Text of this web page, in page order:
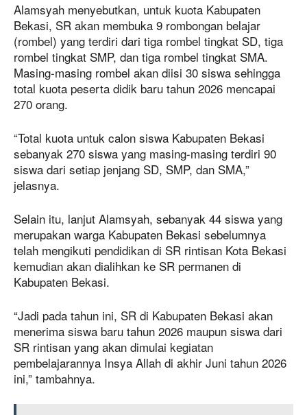
Alamsyah menyebutkan, untuk kuota Kabupaten
Bekasi, SR akan membuka 9 rombongan belajar
(rombel) yang terdiri dari tiga rombel tingkat SD, tiga
rombel tingkat SMP, dan tiga rombel tingkat SMA.
Masing-masing rombel akan diisi 30 siswa sehingga
total kuota peserta didik baru tahun 2026 mencapai
270 orang.
“Total kuota untuk calon siswa Kabupaten Bekasi
sebanyak 270 siswa yang masing-masing terdiri 90
siswa dari setiap jenjang SD, SMP, dan SMA,”
jelasnya.
Selain itu, lanjut Alamsyah, sebanyak 44 siswa yang
merupakan warga Kabupaten Bekasi sebelumnya
telah mengikuti pendidikan di SR rintisan Kota Bekasi
kemudian akan dialihkan ke SR permanen di
Kabupaten Bekasi.
“Jadi pada tahun ini, SR di Kabupaten Bekasi akan
menerima siswa baru tahun 2026 maupun siswa dari
SR rintisan yang akan dimulai kegiatan
pembelajarannya Insya Allah di akhir Juni tahun 2026
ini,” tambahnya.